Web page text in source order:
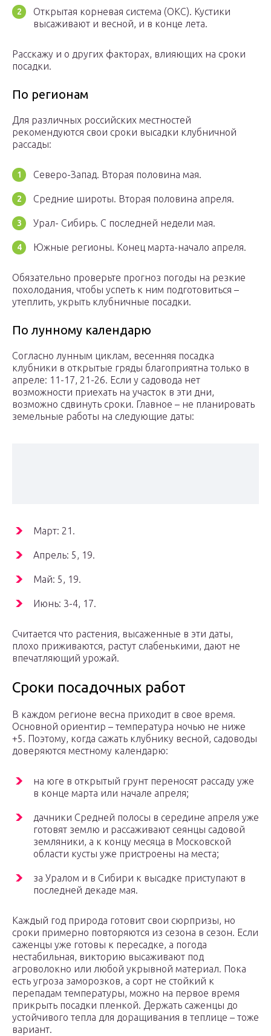
Открытая корневая система (ОКС). Кустики
высаживают и весной, и в конце лета.
Расскажу и о других факторах, влияющих на сроки
посадки.
По регионам
Для различных российских местностей
рекомендуются свои сроки высадки клубничной
рассады:
Северо-Запад. Вторая половина мая.
Средние широты. Вторая половина апреля.
Урал- Сибирь. С последней недели мая.
Южные регионы. Конец марта-начало апреля.
Обязательно проверьте прогноз погоды на резкие
похолодания, чтобы успеть к ним подготовиться –
утеплить, укрыть клубничные посадки.
По лунному календарю
Согласно лунным циклам, весенняя посадка
клубники в открытые гряды благоприятна только в
апреле: 11-17, 21-26. Если у садовода нет
возможности приехать на участок в эти дни,
возможно сдвинуть сроки. Главное – не планировать
земельные работы на следующие даты:
Март: 21.
Апрель: 5, 19.
Май: 5, 19.
Июнь: 3-4, 17.
Считается что растения, высаженные в эти даты,
плохо приживаются, растут слабенькими, дают не
впечатляющий урожай.
Сроки посадочных работ
В каждом регионе весна приходит в свое время.
Основной ориентир – температура ночью не ниже
+5. Поэтому, когда сажать клубнику весной, садоводы
доверяются местному календарю:
на юге в открытый грунт переносят рассаду уже
в конце марта или начале апреля;
дачники Средней полосы в середине апреля уже
готовят землю и рассаживают сеянцы садовой
земляники, а к концу месяца в Московской
области кусты уже пристроены на места;
за Уралом и в Сибири к высадке приступают в
последней декаде мая.
Каждый год природа готовит свои сюрпризы, но
сроки примерно повторяются из сезона в сезон. Если
саженцы уже готовы к пересадке, а погода
нестабильная, викторию высаживают под
агроволокно или любой укрывной материал. Пока
есть угроза заморозков, а сорт не стойкий к
перепадам температуры, можно на первое время
прикрыть посадки пленкой. Держать саженцы до
устойчивого тепла для доращивания в теплице – тоже
вариант.